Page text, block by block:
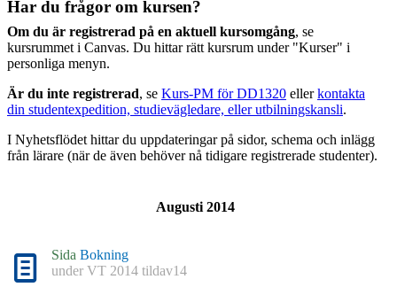
Har du frågor om kursen?
Om du är registrerad på en aktuell kursomgång, se
kursrummet i Canvas. Du hittar rätt kursrum under "Kurser" i
personliga menyn.
Är du inte registrerad, se Kurs-PM för DD1320 ellerkontakta
din studentexpedition, studievägledare, eller utbilningskansli.
I Nyhetsflödet hittar du uppdateringar på sidor, schema och inlägg
från lärare (när de även behöver nå tidigare registrerade studenter).
Augusti 2014
Sida Bokning
under VT 2014 tildav14